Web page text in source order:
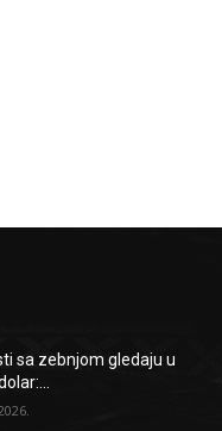
sa zebnjom gledaju u